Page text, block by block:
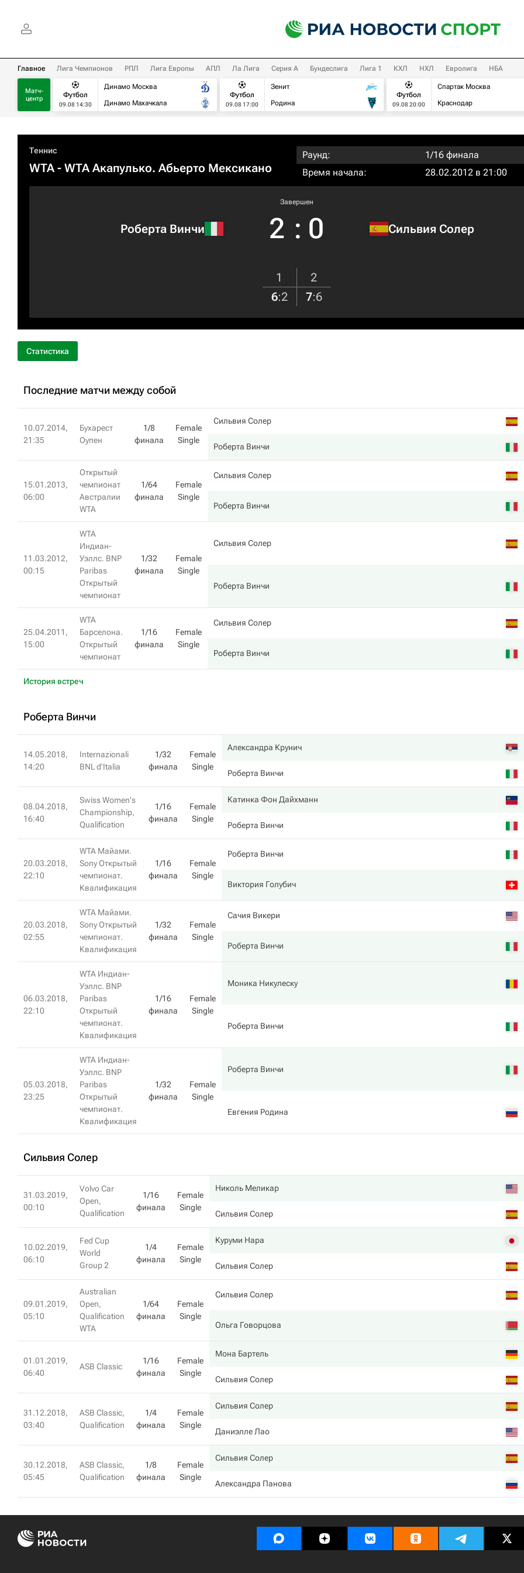
Главное Лига Чемпионов РПЛ Лига Европы АПЛ Ла Лига Серия А Бундеслига Лига 1 КХЛ НХЛ Евролига НБА
Матч-
центр
Футбол
09.08 14:30
Динамо Москва
Динамо Махачкала
Футбол
09.08 17:00
Зенит
Родина
Футбол
09.08 20:00
Спартак Москва
Краснодар
Теннис
WTA- WTA Акапулько. Абьерто Мексикано
Раунд:
1/16 финала
Время начала:
28.02.2012 в 21:00
Роберта Винчи
Завершен
2 : 0 Сильвия Солер
1
2
6:2 7:6
Статистика
Последние матчи между собой
10.07.2014,
21:35
Бухарест
Оупен
1/8
финала
Female
Single
Сильвия Солер
Роберта Винчи
15.01.2013,
06:00
Открытый
чемпионат
Австралии
WTA
1/64
финала
Female
Single
Сильвия Солер
Роберта Винчи
11.03.2012,
00:15
WTA
Индиан-
Уэллс. BNP
Paribas
Открытый
чемпионат
1/32
финала
Female
Single
Сильвия Солер
Роберта Винчи
25.04.2011,
15:00
WTA
Барселона.
Открытый
чемпионат
1/16
финала
Female
Single
Сильвия Солер
Роберта Винчи
История встреч
Роберта Винчи
14.05.2018,
14:20
Internazionali
BNL d'Italia
1/32
финала
Female
Single
Александра Крунич
Роберта Винчи
08.04.2018,
16:40
Swiss Women's
Championship,
Qualification
1/16
финала
Female
Single
Катинка Фон Дайхманн
Роберта Винчи
20.03.2018,
22:10
WTA Майами.
Sony Открытый
чемпионат.
Квалификация
1/16
финала
Female
Single
Роберта Винчи
Виктория Голубич
20.03.2018,
02:55
WTA Майами.
Sony Открытый
чемпионат.
Квалификация
1/32
финала
Female
Single
Сачия Викери
Роберта Винчи
06.03.2018,
22:10
WTA Индиан-
Уэллс. BNP
Paribas
Открытый
чемпионат.
Квалификация
1/16
финала
Female
Single
Моника Никулеску
Роберта Винчи
05.03.2018,
23:25
WTA Индиан-
Уэллс. BNP
Paribas
Открытый
чемпионат.
Квалификация
1/32
финала
Female
Single
Роберта Винчи
Евгения Родина
Сильвия Солер
31.03.2019,
00:10
Volvo Car
Open,
Qualification
1/16
финала
Female
Single
Николь Меликар
Сильвия Солер
10.02.2019,
06:10
Fed Cup
World
Group 2
1/4
финала
Female
Single
Куруми Нара
Сильвия Солер
09.01.2019,
05:10
Australian
Open,
Qualification
WTA
1/64
финала
Female
Single
Сильвия Солер
Ольга Говорцова
01.01.2019,
06:40
ASB Classic
1/16
финала
Female
Single
Мона Бартель
Сильвия Солер
31.12.2018,
03:40
ASB Classic,
Qualification
1/4
финала
Female
Single
Сильвия Солер
Даниэлле Лао
30.12.2018,
05:45
ASB Classic,
Qualification
1/8
финала
Female
Single
Сильвия Солер
Александра Панова